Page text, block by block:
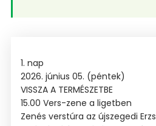
1. nap
2026. június 05. (péntek)
VISSZA A TERMÉSZETBE
15.00 Vers-zene a ligetben
Zenés verstúra az újszegedi